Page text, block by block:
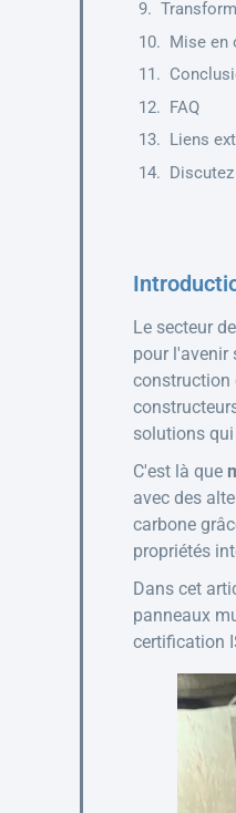
Mise en
FAQ
Liens
Le secteur
pour l'avenir
construction
solutions
C'est là que
avec des
carbone
propriétés
Dans cet
panneaux
certification